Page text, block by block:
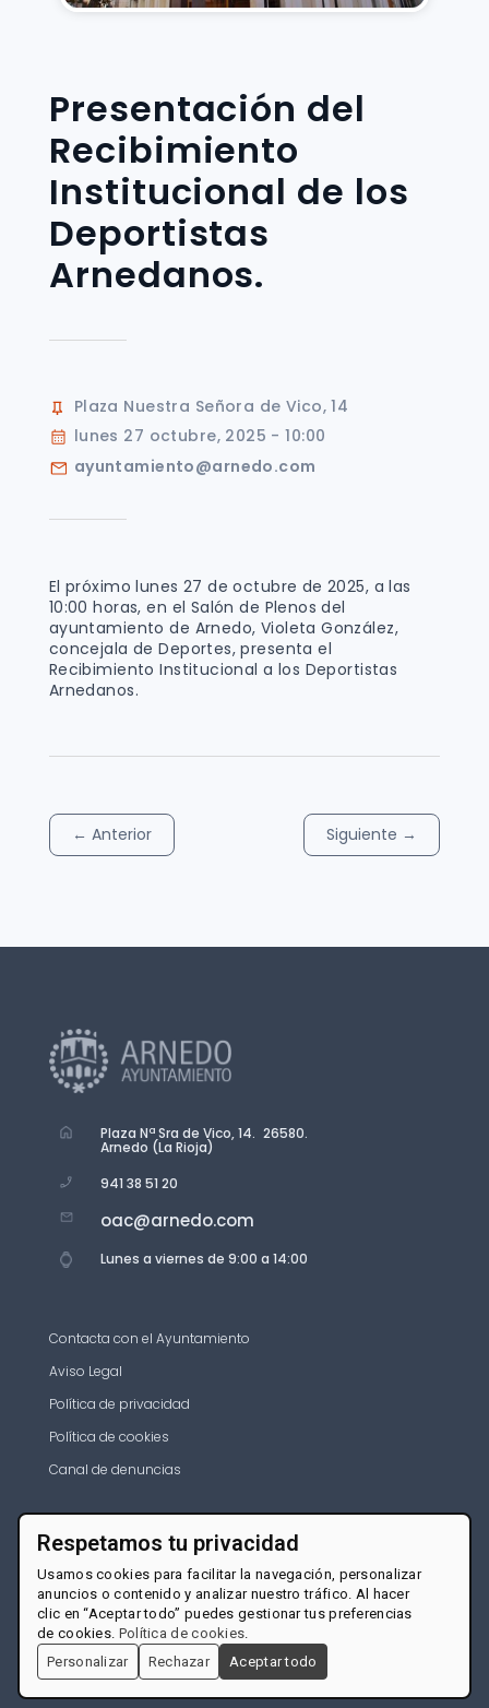
Presentación del
Recibimiento
Institucional de los
Deportistas
Arnedanos.
Plaza Nuestra Señora de Vico, 14
lunes 27 octubre, 2025 - 10:00
ayuntamiento@arnedo.com
El próximo lunes 27 de octubre de 2025, a las
10:00 horas, en el Salón de Plenos del
ayuntamiento de Arnedo, Violeta González,
concejala de Deportes, presenta el
Recibimiento Institucional a los Deportistas
Arnedanos.
← Anterior Siguiente →
Plaza Nª Sra de Vico, 14. 26580.
Arnedo (La Rioja)
941 38 51 20
oac@arnedo.com
Lunes a viernes de 9:00 a 14:00
Contacta con el Ayuntamiento
Aviso Legal
Política de privacidad
Política de cookies
Canal de denuncias
Respetamos tu privacidad
Usamos cookies para facilitar la navegación, personalizar
anuncios o contenido y analizar nuestro tráfico. Al hacer
clic en “Aceptar todo” puedes gestionar tus preferencias
de cookies. Política de cookies.
Personalizar
Rechazar Aceptar todo